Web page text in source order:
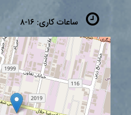
ساعات کاری: ۱۶-۸